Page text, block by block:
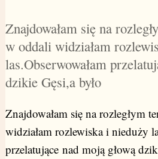
Znajdowałam się na
w oddali widziałam
las.Obserwowałam
dzikie Gęsi,a było
Znajdowałam się na rozległym
widziałam rozlewiska i nieduży
przelatujące nad moją głową